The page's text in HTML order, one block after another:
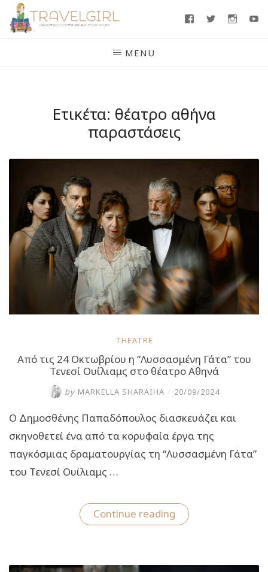
Skip
FacebookTwitter
MENU
Ετικέτα: θέατρο αθήνα
παραστάσεις
THEATRE
Από τις 24 Οκτωβρίου η “Λυσσασμένη Γάτα” του
Τενεσί Ουίλιαμς στο θέατρο Αθηνά
by MARKELLA SHARAIHA / 20/09/2024
Ο Δημοσθένης Παπαδόπουλος διασκευάζει και
σκηνοθετεί ένα από τα κορυφαία έργα της
παγκόσμιας δραματουργίας τη “Λυσσασμένη Γάτα”
του Τενεσί Ουίλιαμς …
Continue reading“Από
τις
“Λυσσασμένη